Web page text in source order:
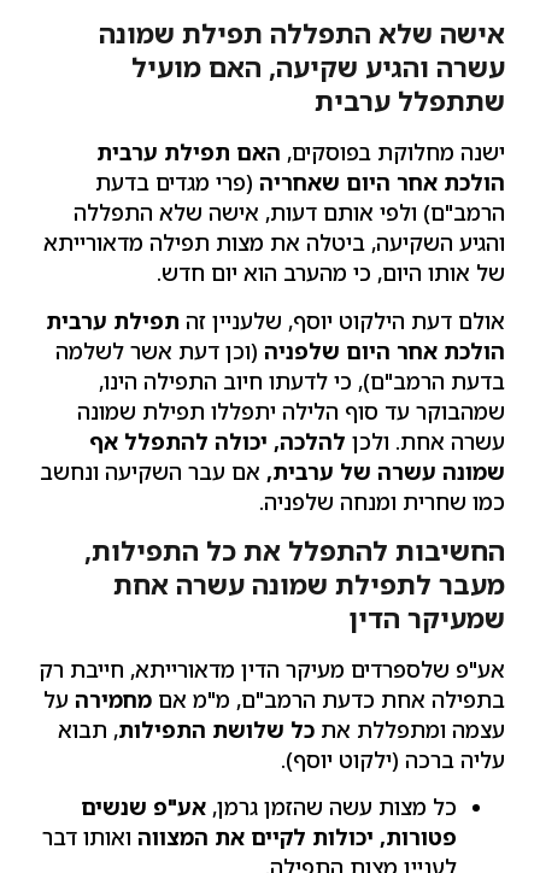
אישה שלא התפללה תפילת שמונה
עשרה והגיע שקיעה, האם מועיל
שתתפלל ערבית
ישנה מחלוקת בפוסקים, האם תפילת ערבית
הולכת אחר היום שאחריה (פרי מגדים בדעת
הרמב"ם) ולפי אותם דעות, אישה שלא התפללה
והגיע השקיעה, ביטלה את מצות תפילה מדאורייתא
של אותו היום, כי מהערב הוא יום חדש.
אולם דעת הילקוט יוסף, שלעניין זה תפילת ערבית
הולכת אחר היום שלפניה (וכן דעת אשר לשלמה
בדעת הרמב"ם), כי לדעתו חיוב התפילה הינו,
שמהבוקר עד סוף הלילה יתפללו תפילת שמונה
עשרה אחת. ולכן להלכה, יכולה להתפלל אף
שמונה עשרה של ערבית, אם עבר השקיעה ונחשב
כמו שחרית ומנחה שלפניה.
החשיבות להתפלל את כל התפילות,
מעבר לתפילת שמונה עשרה אחת
שמעיקר הדין
אע"פ שלספרדים מעיקר הדין מדאורייתא, חייבת רק
בתפילה אחת כדעת הרמב"ם, מ"מ אם מחמירה על
עצמה ומתפללת את כל שלושת התפילות, תבוא
עליה ברכה (ילקוט יוסף).
כל מצות עשה שהזמן גרמן, אע"פ שנשים
פטורות, יכולות לקיים את המצווה ואותו דבר